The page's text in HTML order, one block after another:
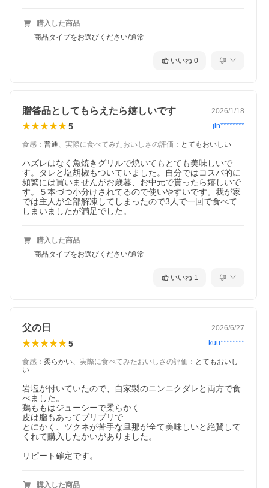
購入した商品
商品タイプをお選びください/通常
いいね 0
贈答品としてもらえたら嬉しいです 2026/1/18
5 jln********
食感 ： 普通、 実際に食べてみたおいしさの評価 ： とてもおいしい
ハズレはなく魚焼きグリルで焼いてもとても美味しいで
す。タレと塩胡椒もついていました。自分ではコスパ的に
頻繁には買いませんがお歳暮、お中元で貰ったら嬉しいで
す。５本づつ小分けされてるので使いやすいです。我が家
では主人が全部解凍してしまったので3人で一回で食べて
しまいましたが満足でした。
購入した商品
商品タイプをお選びください/通常
いいね 1
父の日 2026/6/27
5 kuu********
食感 ： 柔らかい、 実際に食べてみたおいしさの評価 ： とてもおいし
い
岩塩が付いていたので、自家製のニンニクダレと両方で食
べました。
鶏ももはジューシーで柔らかく
皮は脂もあってプリプリで
とにかく、ツクネが苦手な旦那が全て美味しいと絶賛して
くれて購入したかいがありました。
購入した商品